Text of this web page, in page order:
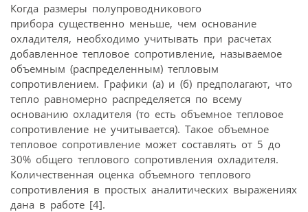
Когда размеры полупроводникового
прибора существенно меньше, чем основание
охладителя, необходимо учитывать при расчетах
добавленное тепловое сопротивление, называемое
объемным (распределенным) тепловым
сопротивлением. Графики (а) и (б) предполагают, что
тепло равномерно распределяется по всему
основанию охладителя (то есть объемное тепловое
сопротивление не учитывается). Такое объемное
тепловое сопротивление может составлять от 5 до
30% общего теплового сопротивления охладителя.
Количественная оценка объемного теплового
сопротивления в простых аналитических выражениях
дана в работе [4].